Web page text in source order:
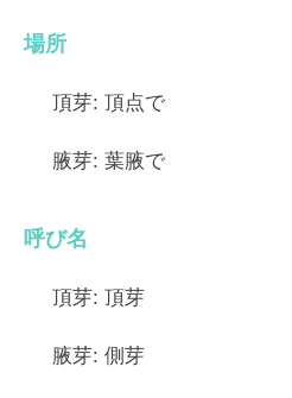
場所
頂芽: 頂点で
腋芽: 葉腋で
呼び名
頂芽: 頂芽
腋芽: 側芽